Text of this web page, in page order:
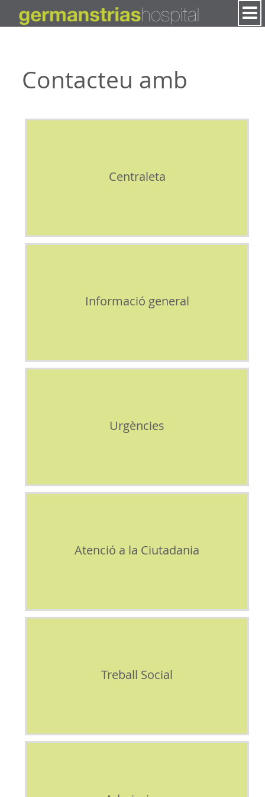
Contacteu amb
Centraleta
Informació general
Urgències
Atenció a la Ciutadania
Treball Social